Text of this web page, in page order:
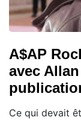
A$AP
avec
Ce qui devait